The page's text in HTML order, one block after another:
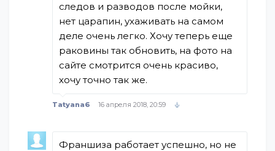
следов и разводов после мойки,
нет царапин, ухаживать на самом
деле очень легко. Хочу теперь еще
раковины так обновить, на фото на
сайте смотрится очень красиво,
хочу точно так же.
Tatyana6 16 апреля 2018, 20:59
Франшиза работает успешно, но не